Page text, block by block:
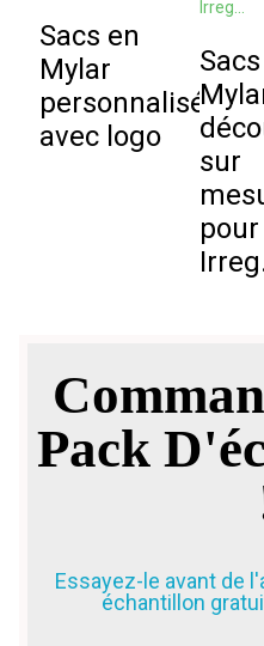
Sacs en
Mylar
personnalisés
avec logo
Sacs
sur
pour
Pack
Essayez-le avant de
échantillon